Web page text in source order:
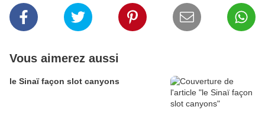
Vous aimerez aussi
le Sinaï façon slot canyons